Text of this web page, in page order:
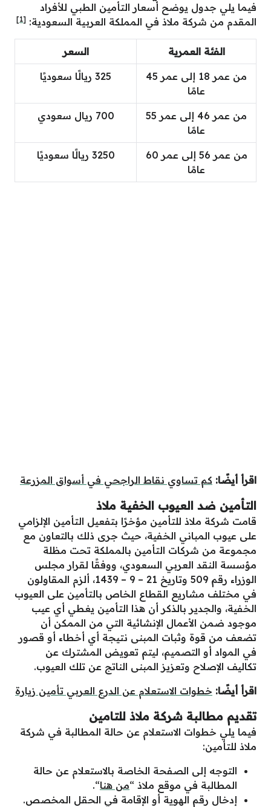
فيما يلي جدول يوضح أسعار التأمين الطبي للأفراد
المقدم من شركة ملاذ في المملكة العربية السعودية: [1]
الفئة العمرية السعر
من عمر 18 إلى عمر 45
عامًا
325 ريالًا سعوديًا
من عمر 46 إلى عمر 55
عامًا
700 ريال سعودي
من عمر 56 إلى عمر 60
عامًا
3250 ريالًا سعوديًا
اقرأ أيضًا: كم تساوي نقاط الراجحي في أسواق المزرعة
التأمين ضد العيوب الخفية ملاذ
قامت شركة ملاذ للتأمين مؤخرًا بتفعيل التأمين الإلزامي
على عيوب المباني الخفية، حيث جرى ذلك بالتعاون مع
مجموعة من شركات التأمين بالمملكة تحت مظلة
مؤسسة النقد العربي السعودي، ووفقًا لقرار مجلس
الوزراء رقم 509 وتاريخ 21 – 9 – 1439، ألزم المقاولون
في مختلف مشاريع القطاع الخاص بالتأمين على العيوب
الخفية، والجدير بالذكر أن هذا التأمين يغطي أي عيب
موجود ضمن الأعمال الإنشائية التي من الممكن أن
تضعف من قوة وثبات المبنى نتيجة أي أخطاء أو قصور
في المواد أو التصميم، ليتم تعويض المشترك عن
تكاليف الإصلاح وتعزيز المبنى الناتج عن تلك العيوب.
اقرأ أيضًا: خطوات الاستعلام عن الدرع العربي تأمين زيارة
تقديم مطالبة شركة ملاذ للتامين
فيما يلي خطوات الاستعلام عن حالة المطالبة في شركة
ملاذ للتأمين:
التوجه إلى الصفحة الخاصة بالاستعلام عن حالة
المطالبة في موقع ملاذ “من هنا“.
إدخال رقم الهوية أو الإقامة في الحقل المخصص.